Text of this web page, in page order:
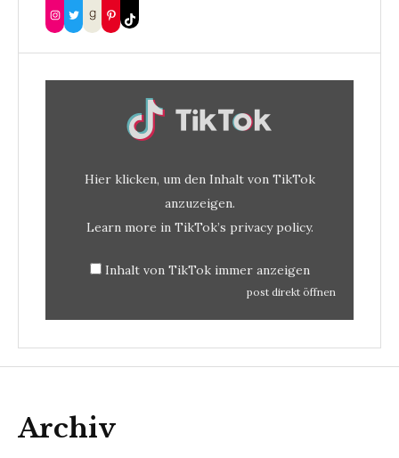
Instagram
TwitterGoodreads
Pinterest
TikTok
Inhalt
Hier klicken, um den Inhalt von TikTok
anzuzeigen.
Learn more in TikTok’s privacy policy.
Inhalt von TikTok immer anzeigen
post direkt öffnen
Archiv